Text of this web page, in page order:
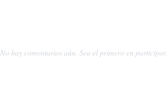
No hay comentarios aún. Sea el primero en participar.